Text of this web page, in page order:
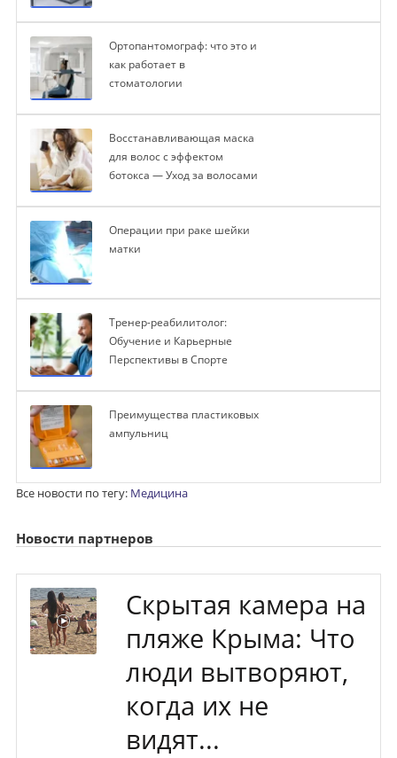
Ортопантомограф: что это и
как работает в
стоматологии
Восстанавливающая маска
для волос с эффектом
ботокса — Уход за волосами
Операции при раке шейки
матки
Тренер-реабилитолог:
Обучение и Карьерные
Перспективы в Спорте
Преимущества пластиковых
ампульниц
Все новости по тегу: Медицина
Новости партнеров
Скрытая камера на
пляже Крыма: Что
люди вытворяют,
когда их не
видят...